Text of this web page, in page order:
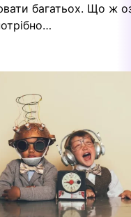
багатьох. Що ж